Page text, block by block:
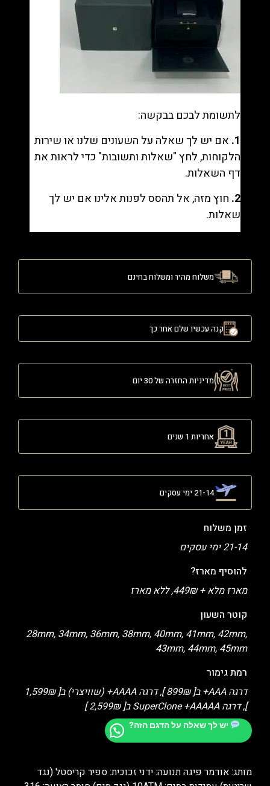
לתשומת לבכם בבקשה:
1. אם יש לך שאלה על השעונים שלנו או שירות
הלקוחות, לחץ "שאלות ותשובות" כדי לראות את
דף השאלות.
2. חוץ מזה, אל תהסס לפנות אלינו אם יש לך
שאלות.
משלוח מהיר ומשלוח בחינם
קנה עכשיו שלם אחר כך
מדיניות החזרה של 30 יום
אחריות 1 שנים
21-14 ימי עסקים
זמן משלוח
21-14 ימי עסקים
להוסיף מארז?
מארז מלא + 449₪, ללא מארז
קוטר השעון
28mm, 34mm, 36mm, 38mm, 40mm, 41mm, 42mm,
43mm, 44mm, 45mm
רמת גימור
דרגה AAA+ ב[ 899₪ ], דרגה AAAA+ (שוויצרי) ב[ 1,599₪
], דרגה SuperClone +AAAAA ב[ 2,599₪ ]
יש לך שאלה על הדגם הזה?
מותג: אודמר פיגה תנועה: ידני זכוכית: ספיר קריסטל (נגד